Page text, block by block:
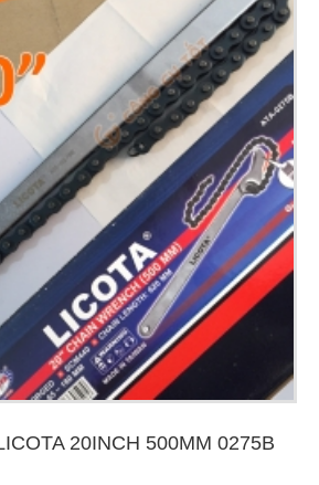
20INCH 500MM 0275B